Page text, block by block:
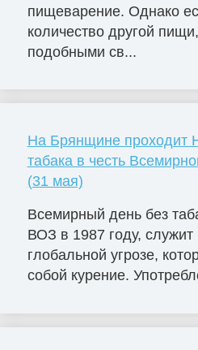
пищеварение. Однако
количество другой
подобными св...
На Брянщине проходит
табака в честь
(31 мая)
Всемирный день без
ВОЗ в 1987 году,
глобальной угрозе,
собой курение.